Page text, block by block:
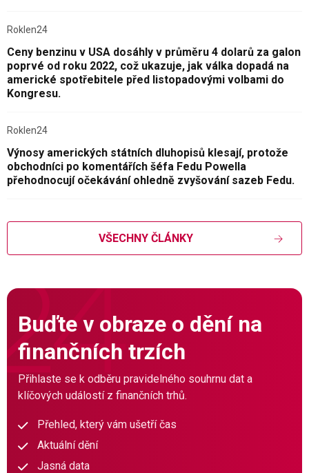
Roklen24
Ceny benzinu v USA dosáhly v průměru 4 dolarů za galon
poprvé od roku 2022, což ukazuje, jak válka dopadá na
americké spotřebitele před listopadovými volbami do
Kongresu.
Roklen24
Výnosy amerických státních dluhopisů klesají, protože
obchodníci po komentářích šéfa Fedu Powella
přehodnocují očekávání ohledně zvyšování sazeb Fedu.
VŠECHNY ČLÁNKY
Buďte v obraze o dění na
finančních trzích
Přihlaste se k odběru pravidelného souhrnu dat a
klíčových událostí z finančních trhů.
Přehled, který vám ušetří čas
Aktuální dění
Jasná data